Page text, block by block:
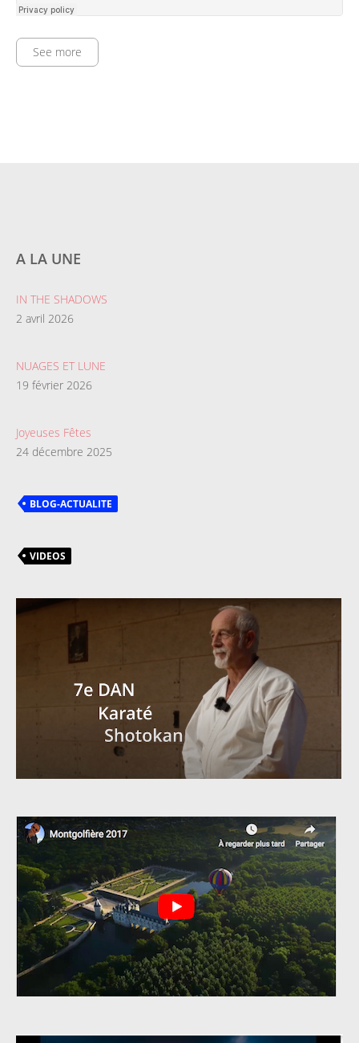
See more
A LA UNE
IN THE SHADOWS
2 avril 2026
NUAGES ET LUNE
19 février 2026
Joyeuses Fêtes
24 décembre 2025
BLOG-ACTUALITE
VIDEOS